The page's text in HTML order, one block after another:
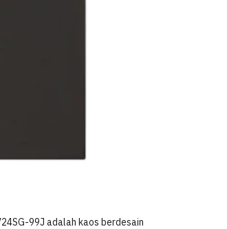
99J adalah kaos berdesain